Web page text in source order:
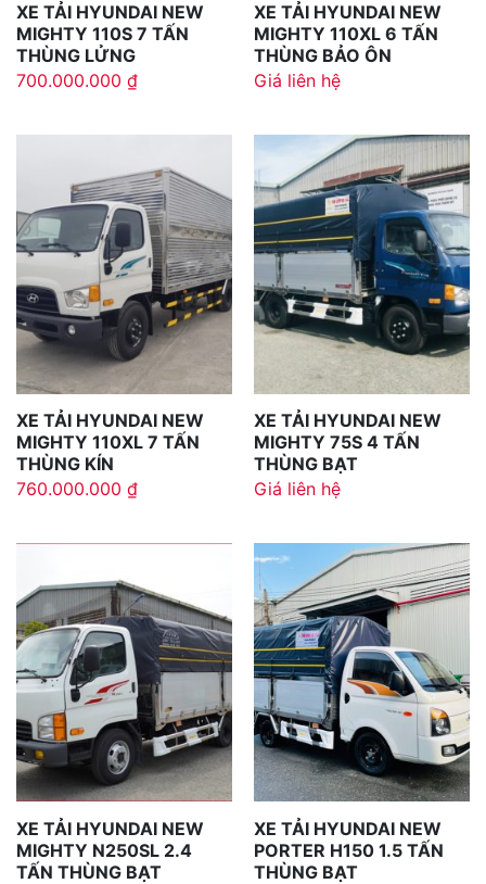
XE TẢI HYUNDAI NEW
MIGHTY 110S 7 TẤN
THÙNG LỬNG
700.000.000 ₫
XE TẢI HYUNDAI NEW
MIGHTY 110XL 6 TẤN
THÙNG BẢO ÔN
Giá liên hệ
XE TẢI HYUNDAI NEW
MIGHTY 110XL 7 TẤN
THÙNG KÍN
760.000.000 ₫
XE TẢI HYUNDAI NEW
MIGHTY 75S 4 TẤN
THÙNG BẠT
Giá liên hệ
XE TẢI HYUNDAI NEW
MIGHTY N250SL 2.4
TẤN THÙNG BẠT
XE TẢI HYUNDAI NEW
PORTER H150 1.5 TẤN
THÙNG BẠT